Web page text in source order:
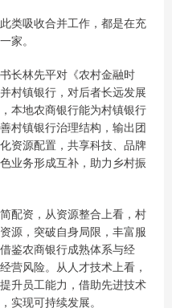
吸收合并工作，都是在充
家。
林先平对《农村金融时
村镇银行，对后者长远发展
本地农商银行能为村镇银行
村镇银行治理结构，输出团
资源配置，共享科技、品牌
业务形成互补，助力乡村振
资，从资源整合上看，村
源，突破自身局限，丰富服
鉴农商银行成熟体系与经
营风险。从人才技术上看，
升员工能力，借助先进技术
实现可持续发展。